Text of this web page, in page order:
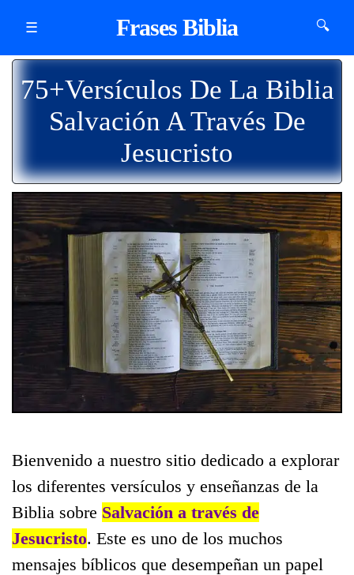
☰ Frases Biblia 🔍
75+Versículos De La Biblia
Salvación A Través De
Jesucristo
Bienvenido a nuestro sitio dedicado a explorar
los diferentes versículos y enseñanzas de la
Biblia sobre Salvación a través de
Jesucristo. Este es uno de los muchos
mensajes bíblicos que desempeñan un papel